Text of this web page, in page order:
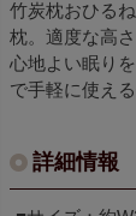
竹炭枕おひる
枕。適度な高
心地よい眠り
で手軽に使え
詳細情報